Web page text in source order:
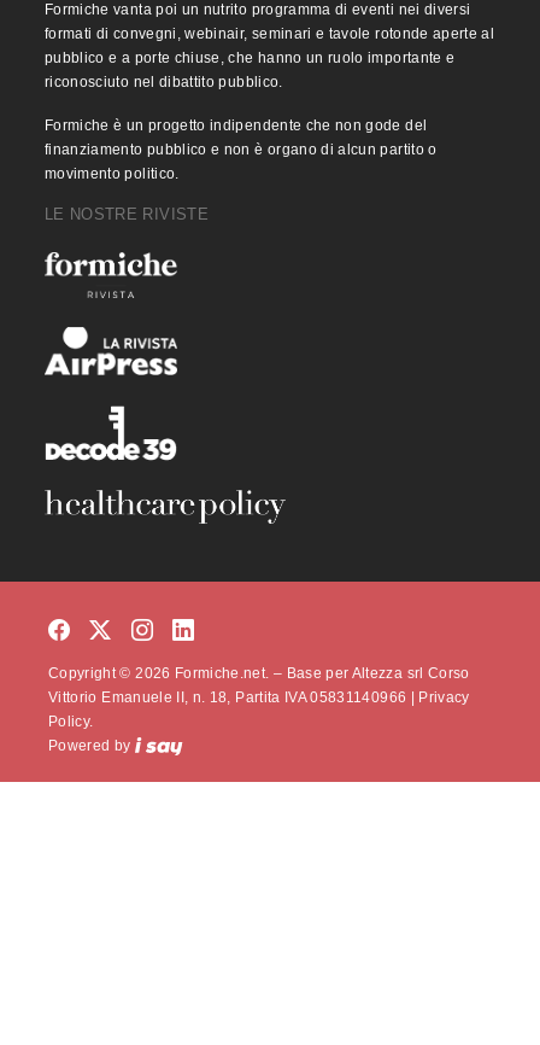
Formiche vanta poi un nutrito programma di eventi nei diversi
formati di convegni, webinair, seminari e tavole rotonde aperte al
pubblico e a porte chiuse, che hanno un ruolo importante e
riconosciuto nel dibattito pubblico.
Formiche è un progetto indipendente che non gode del
finanziamento pubblico e non è organo di alcun partito o
movimento politico.
LE NOSTRE RIVISTE
Copyright © 2026 Formiche.net. – Base per Altezza srl Corso
Vittorio Emanuele II, n. 18, Partita IVA 05831140966 |
Privacy
Policy.
Powered by